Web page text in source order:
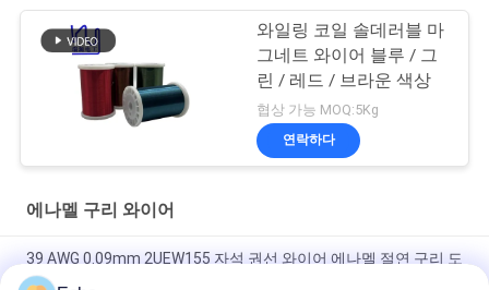
와일링 코일 솔데러블 마
그네트 와이어 블루 / 그
린 / 레드 / 브라운 색상
협상 가능 MOQ:5Kg
연락하다
에나멜 구리 와이어
39 AWG 0.09mm 2UEW155 자석 권선 와이어 에나멜 절연 구리 도
체